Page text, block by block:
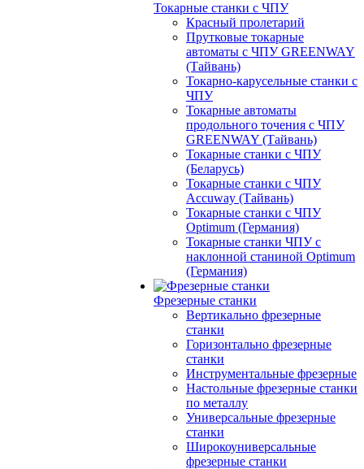
Токарные станки с ЧПУ
Красный пролетарий
Прутковые токарные
автоматы с ЧПУ GREENWAY
(Тайвань)
Токарно-карусельные станки с
ЧПУ
Токарные автоматы
продольного точения с ЧПУ
GREENWAY (Тайвань)
Токарные станки с ЧПУ
(Беларусь)
Токарные станки с ЧПУ
Accuway (Тайвань)
Токарные станки с ЧПУ
Optimum (Германия)
Токарные станки ЧПУ с
наклонной станиной Optimum
(Германия)
Фрезерные станки
Вертикально фрезерные
станки
Горизонтально фрезерные
станки
Инструментальные фрезерные
Настольные фрезерные станки
по металлу
Универсальные фрезерные
станки
Широкоуниверсальные
фрезерные станки